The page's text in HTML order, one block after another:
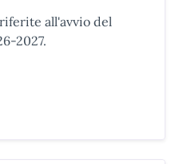
all'avvio del
2027.